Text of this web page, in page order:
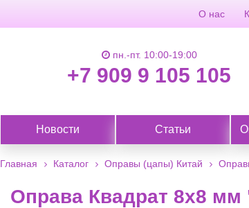
О нас
пн.-пт. 10:00-19:00
+7 909 9 105 105
Новости Статьи
Главная Каталог Оправы (цапы) Китай
Оправа Квадрат 8х8